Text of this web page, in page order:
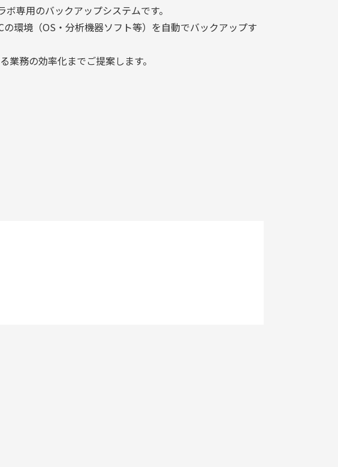
専用のバックアップシステムです。
環境（OS・分析機器ソフト等）を自動でバックアップす
務の効率化までご提案します。